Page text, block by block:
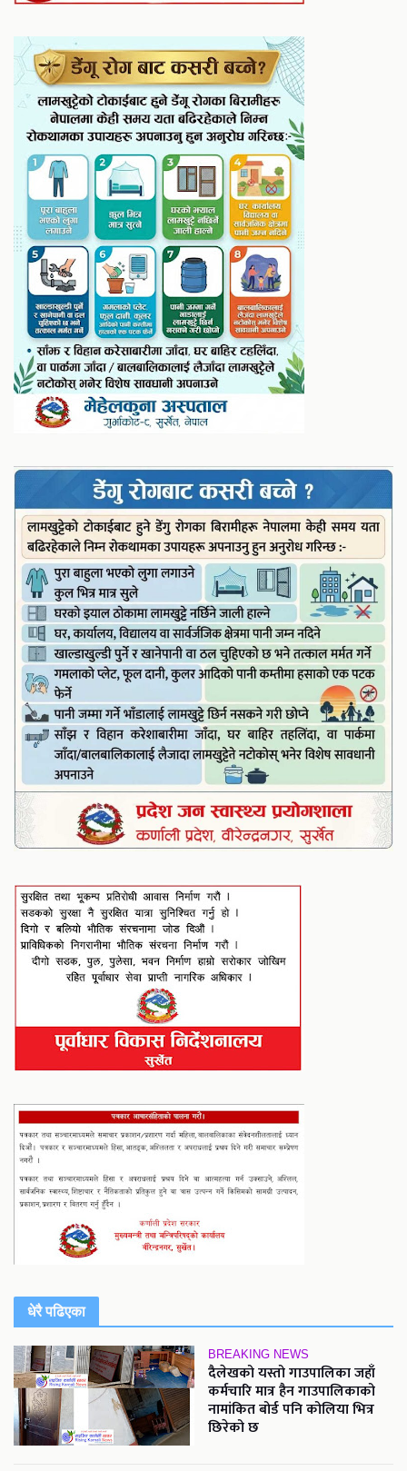
धेरै पढिएका
BREAKING NEWS
दैलेखको यस्तो गाउपालिका जहाँ
कर्मचारि मात्र हैन गाउपालिकाको
नामांकित बोर्ड पनि कोलिया भित्र
छिरेको छ